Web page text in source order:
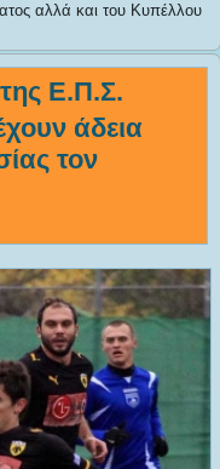
αλλά και του Κυπέλλου
Ε.Π.Σ.
άδεια
τον